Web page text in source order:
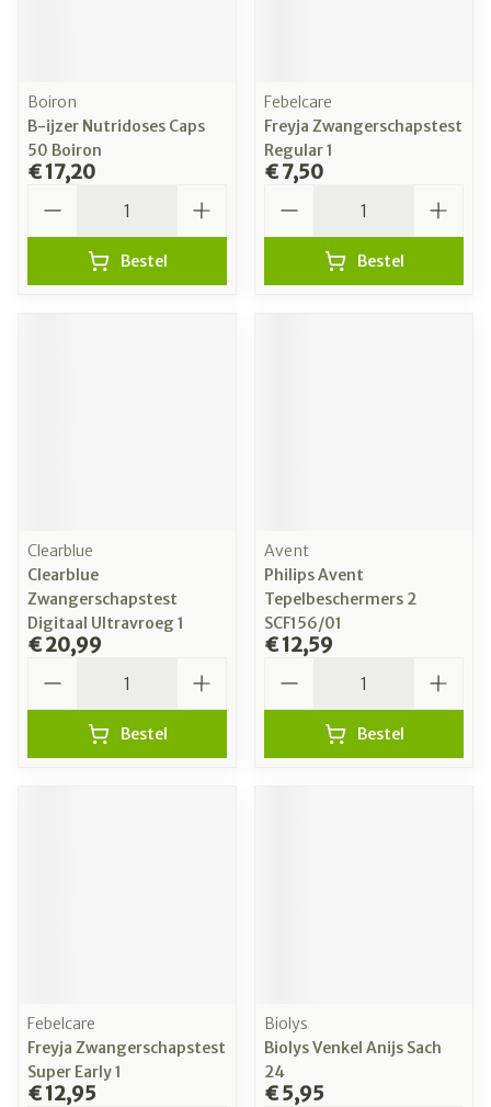
Boiron
B-ijzer Nutridoses Caps
50 Boiron
€ 17,20
Bestel
Febelcare
Freyja Zwangerschapstest
Regular 1
€ 7,50
Bestel
Clearblue
Clearblue
Zwangerschapstest
Digitaal Ultravroeg 1
€ 20,99
Bestel
Avent
Philips Avent
Tepelbeschermers 2
SCF156/01
€ 12,59
Bestel
Febelcare
Freyja Zwangerschapstest
Super Early 1
€ 12,95
Biolys
Biolys Venkel Anijs Sach
24
€ 5,95